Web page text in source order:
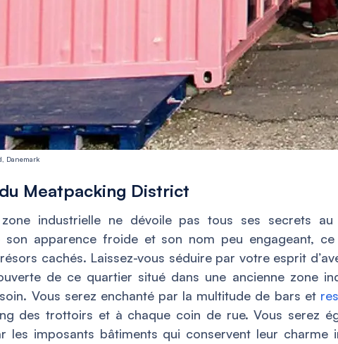
Danemark
Meatpacking District
industrielle ne dévoile pas tous ses secrets au
son apparence froide et son nom peu engageant, ce
cachés. Laissez-vous séduire par votre esprit
de ce quartier situé dans une ancienne zone
Vous serez enchanté par la multitude de bars et
des trottoirs et à chaque coin de rue. Vous serez
les imposants bâtiments qui conservent leur charme